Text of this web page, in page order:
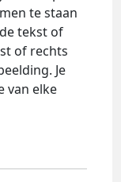
te staan
tekst of
of rechts
Je
van elke